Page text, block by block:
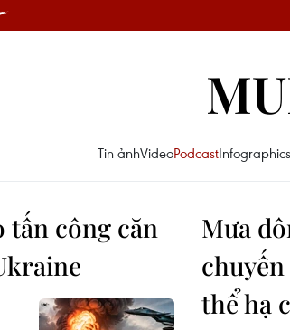
Tin ảnhVideoPodcastInfographics
tấn công căn
Mưa
thể hạ